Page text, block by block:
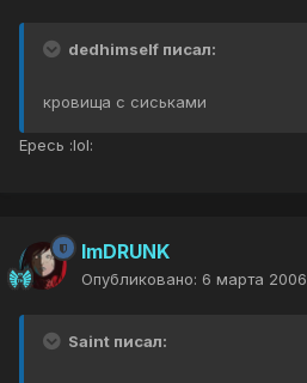
dedhimself писал:
кровища с сиськами
Ересь :lol:
ImDRUNK
Опубликовано: 6 марта 2006
Saint писал: